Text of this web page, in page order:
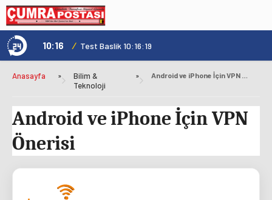
10:16 / Test Baslik 10:16:19
Anasayfa »
Bilim &
Teknoloji
» Android ve iPhone İçin VPN Önerisi
Android ve iPhone İçin VPN
Önerisi